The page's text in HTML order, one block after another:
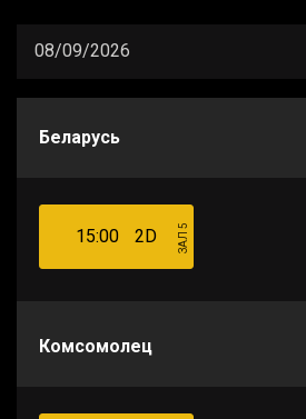
Беларусь
15:00 2D ЗАЛ 5
Комсомолец